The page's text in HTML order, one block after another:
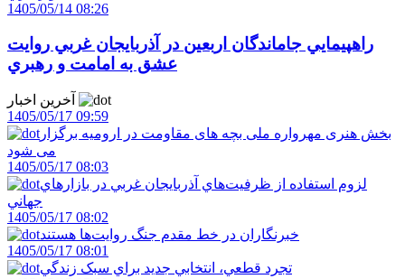
1405/05/14 08:26
راهپيمايي جاماندگان اربعين در آذربايجان غربي روايت
عشق به امامت و رهبري
1405/05/17 09:59
بخش هنری مهرواره ملی بچه های مقاومت در ارومیه برگزار
می شود
1405/05/17 08:03
لزوم استفاده از ظرفيت‌هاي آذربايجان غربي در بازارهاي
جهاني
1405/05/17 08:02
خبرنگاران در خط مقدم جنگ روايت‌ها هستند
1405/05/17 08:01
تجرد قطعي، انتخابي جديد براي سبک زندگي